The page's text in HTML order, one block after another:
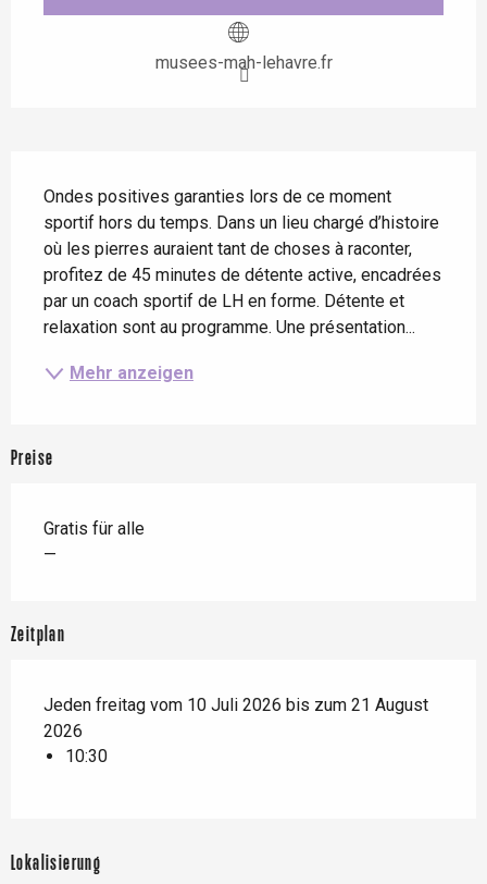
musees-mah-lehavre.fr
Ondes positives garanties lors de ce moment
sportif hors du temps. Dans un lieu chargé d’histoire
où les pierres auraient tant de choses à raconter,
profitez de 45 minutes de détente active, encadrées
par un coach sportif de LH en forme. Détente et
relaxation sont au programme. Une présentation...
Mehr anzeigen
Preise
Gratis für alle
—
Zeitplan
Jeden freitag vom 10 Juli 2026 bis zum 21 August
2026
10:30
Lokalisierung